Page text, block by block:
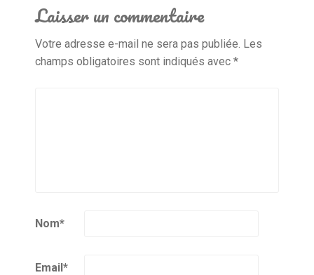
Laisser un commentaire
Votre adresse e-mail ne sera pas publiée. Les
champs obligatoires sont indiqués avec *
Nom*
Email*